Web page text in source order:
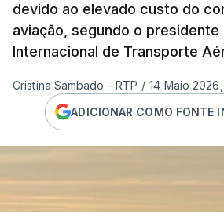
devido ao elevado custo do
aviação, segundo o
Internacional de Transporte
Cristina Sambado - RTP / 14 Maio 2026,
ADICIONAR COMO FONTE